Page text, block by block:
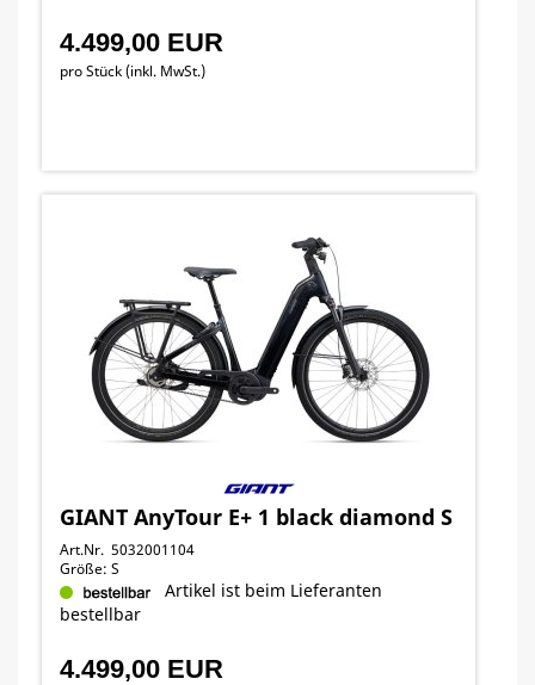
4.499,00 EUR
pro Stück (inkl. MwSt.)
GIANT AnyTour E+ 1 black diamond S
Art.Nr. 5032001104
Größe: S
Artikel ist beim Lieferanten
bestellbar
4.499,00 EUR